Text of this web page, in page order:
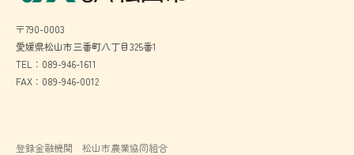
〒790-0003
愛媛県松山市三番町八丁目325番1
TEL：089-946-1611
FAX：089-946-0012
登録金融機関 松山市農業協同組合